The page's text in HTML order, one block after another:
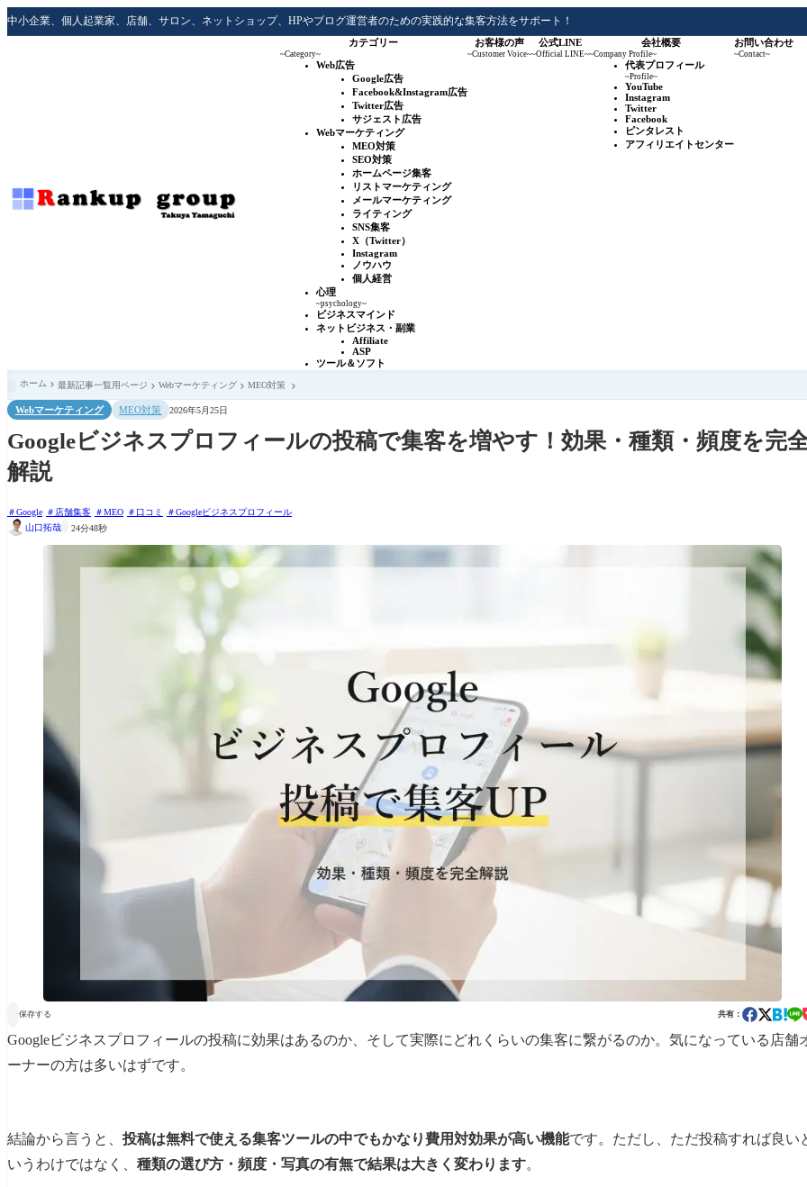
中小企業、個人起業家、店舗、サロン、ネットショップ、HPやブログ運営者のための実践的な集客方法をサポート！
カテゴリー
~Category~
Web広告
Google広告
Facebook&Instagram広告
Twitter広告
サジェスト広告
Webマーケティング
MEO対策
SEO対策
ホームページ集客
リストマーケティング
メールマーケティング
ライティング
SNS集客
X（Twitter）
Instagram
ノウハウ
個人経営
心理
~psychology~
ビジネスマインド
ネットビジネス・副業
Affiliate
ASP
ツール＆ソフト
お客様の声
~Customer Voice~
公式LINE
~Official LINE~
会社概要
~Company Profile~
代表プロフィール
~Profile~
YouTube
Instagram
Twitter
Facebook
ピンタレスト
アフィリエイトセンター
お問い合わせ
~Contact~
ホーム 最新記事一覧用ページ Webマーケティング MEO対策
Webマーケティング MEO対策 2026年5月25日
Googleビジネスプロフィールの投稿で集客を増やす！効果・種類・頻度を完
解説
Google 店舗集客 MEO 口コミ
Googleビジネスプロフィール
山口拓哉
24分48秒
保存する 共有：
Googleビジネスプロフィールの投稿に効果はあるのか、そして実際にどれくらいの集客に繋がるのか。気になっている店舗
ーナーの方は多いはずです。
結論から言うと、 投稿は無料で使える集客ツールの中でもかなり費用対効果が高い機能です。ただし、ただ投稿すれば良い
いうわけではなく、 種類の選び方・頻度・写真の有無で結果は大きく変わります。